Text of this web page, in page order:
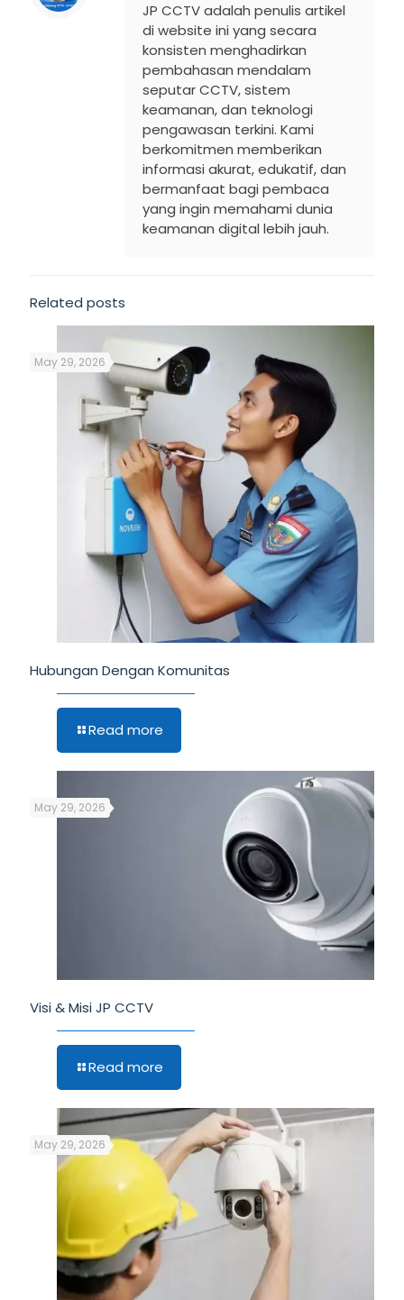
JP CCTV adalah penulis artikel
di website ini yang secara
konsisten menghadirkan
pembahasan mendalam
seputar CCTV, sistem
keamanan, dan teknologi
pengawasan terkini. Kami
berkomitmen memberikan
informasi akurat, edukatif, dan
bermanfaat bagi pembaca
yang ingin memahami dunia
keamanan digital lebih jauh.
Related posts
May 29, 2026
Hubungan Dengan Komunitas
Read more
May 29, 2026
Visi & Misi JP CCTV
Read more
May 29, 2026